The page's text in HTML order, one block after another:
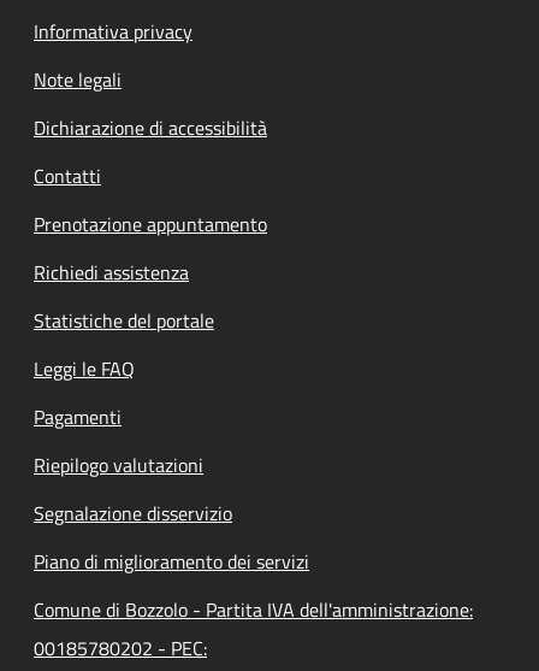
Informativa privacy
Note legali
Dichiarazione di accessibilità
Contatti
Prenotazione appuntamento
Richiedi assistenza
Statistiche del portale
Leggi le FAQ
Pagamenti
Riepilogo valutazioni
Segnalazione disservizio
Piano di miglioramento dei servizi
Comune di Bozzolo - Partita IVA dell'amministrazione:
00185780202 - PEC: